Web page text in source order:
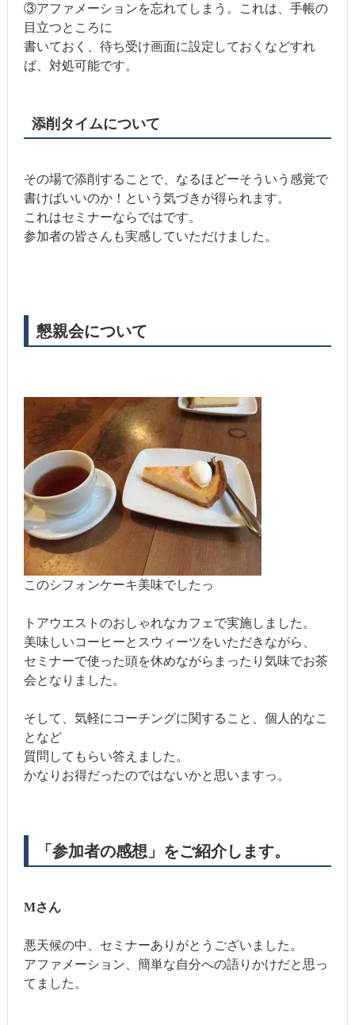
③アファメーションを忘れてしまう。これは、手帳の
目立つところに
書いておく、待ち受け画面に設定しておくなどすれ
ば、対処可能です。
添削タイムについて
その場で添削することで、なるほどーそういう感覚で
書けばいいのか！という気づきが得られます。
これはセミナーならではです。
参加者の皆さんも実感していただけました。
懇親会について
このシフォンケーキ美味でしたっ
トアウエストのおしゃれなカフェで実施しました。
美味しいコーヒーとスウィーツをいただきながら、
セミナーで使った頭を休めながらまったり気味でお茶
会となりました。
そして、気軽にコーチングに関すること、個人的なこ
となど
質問してもらい答えました。
かなりお得だったのではないかと思いますっ。
「参加者の感想」をご紹介します。
Mさん
悪天候の中、セミナーありがとうございました。
アファメーション、簡単な自分への語りかけだと思っ
てました。